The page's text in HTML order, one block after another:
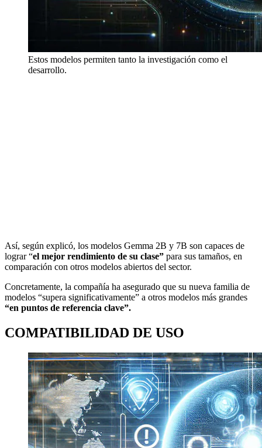
Estos modelos permiten tanto la investigación como el
desarrollo.
Así, según explicó, los modelos Gemma 2B y 7B son capaces de
lograr “el mejor rendimiento de su clase” para sus tamaños, en
comparación con otros modelos abiertos del sector.
Concretamente, la compañía ha asegurado que su nueva familia de
modelos “supera significativamente” a otros modelos más grandes
“en puntos de referencia clave”.
COMPATIBILIDAD DE USO